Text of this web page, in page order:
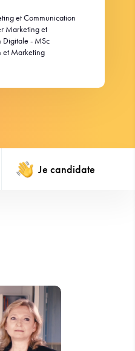
et Communication
Marketing et
Digitale - MSc
et Marketing
Je candidate